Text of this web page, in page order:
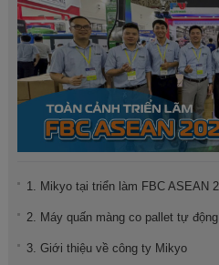
1. Mikyo tại triển làm FBC ASEAN
2. Máy quấn màng co pallet tự
3. Giới thiệu về công ty Mikyo